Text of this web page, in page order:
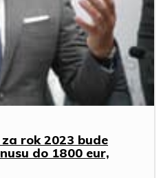
rok 2023 bude
do 1800 eur,